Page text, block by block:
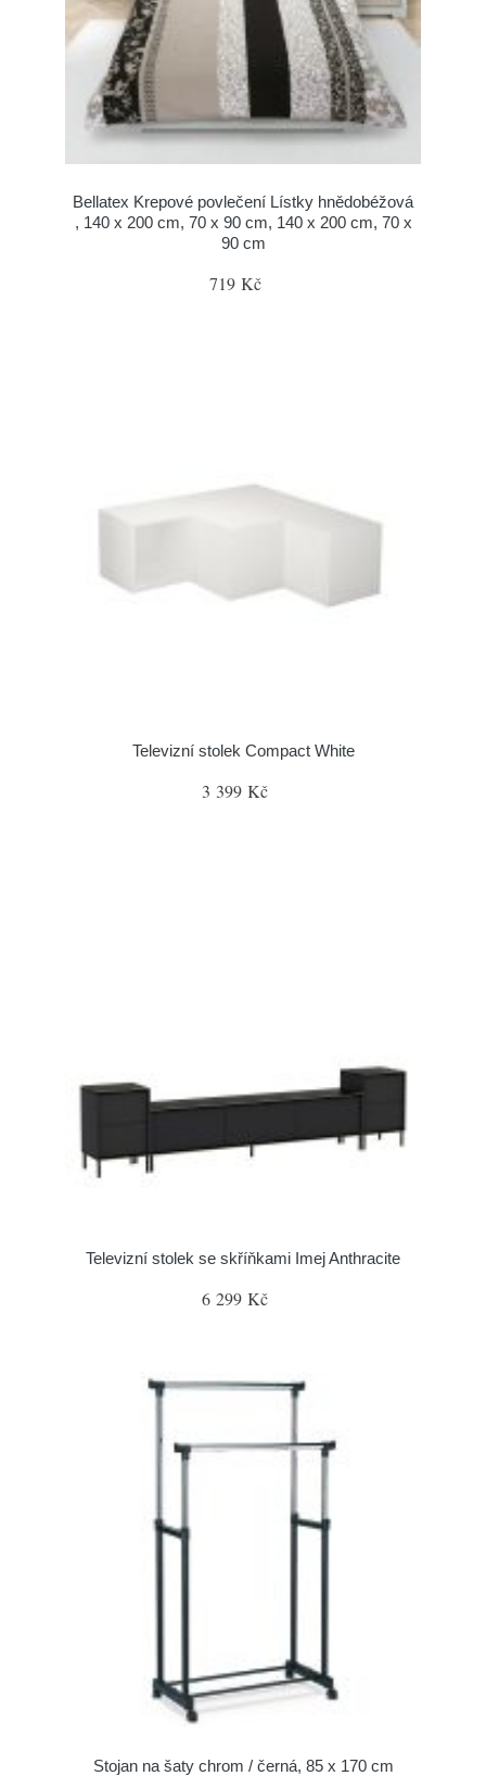
Bellatex Krepové povlečení Lístky hnědobéžová
, 140 x 200 cm, 70 x 90 cm, 140 x 200 cm, 70 x
90 cm
719 Kč
Televizní stolek Compact White
3 399 Kč
Televizní stolek se skříňkami Imej Anthracite
6 299 Kč
Stojan na šaty chrom / černá, 85 x 170 cm